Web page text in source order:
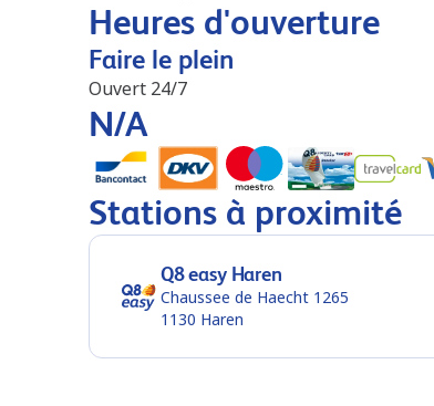
Heures d'ouverture
Faire le plein
Ouvert 24/7
N/A
Stations à proximité
Q8 easy Haren
Chaussee de Haecht 1265
1130 Haren